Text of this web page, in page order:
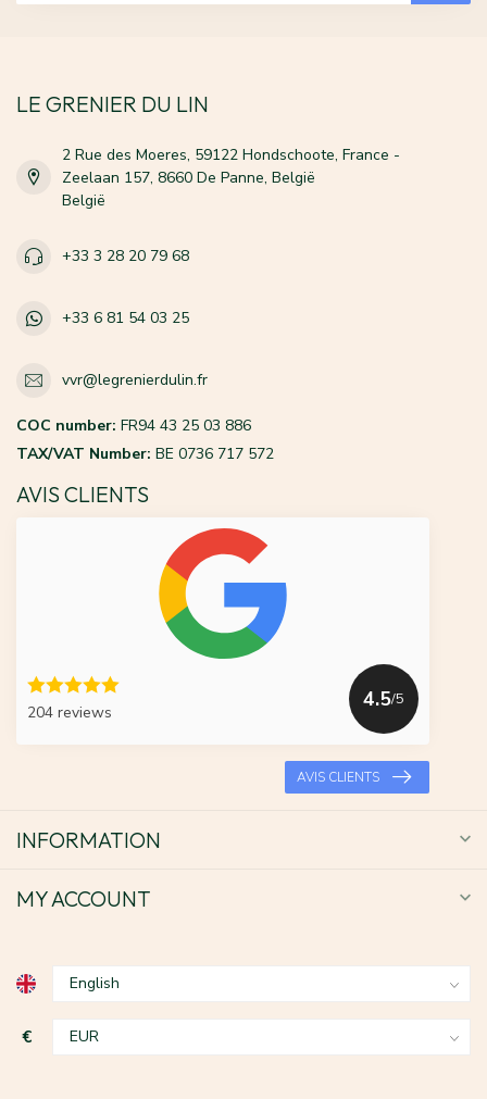
LE GRENIER DU LIN
2 Rue des Moeres, 59122 Hondschoote, France -
Zeelaan 157, 8660 De Panne, België
België
+33 3 28 20 79 68
+33 6 81 54 03 25
vvr@legrenierdulin.fr
COC number: FR94 43 25 03 886
TAX/VAT Number: BE 0736 717 572
AVIS CLIENTS
204 reviews
4.5/5
AVIS CLIENTS
INFORMATION
MY ACCOUNT
€